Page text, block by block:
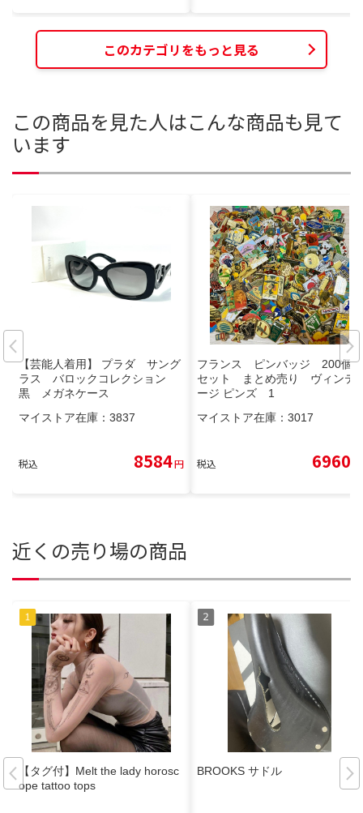
このカテゴリをもっと見る
この商品を見た人はこんな商品も見て
います
【芸能人着用】 プラダ サング
ラス バロックコレクション
黒 メガネケース
マイストア在庫： 3837
税込 8584円
フランス ピンバッジ 200個
セット まとめ売り ヴィンテ
ージ ピンズ 1
マイストア在庫： 3017
税込 6960
近くの売り場の商品
【タグ付】Melt the lady horosc
ope tattoo tops
BROOKS サドル